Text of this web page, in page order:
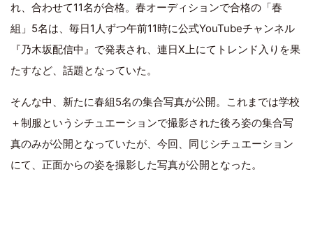
れ、合わせて11名が合格。春オーディションで合格の「春
組」5名は、毎日1人ずつ午前11時に公式YouTubeチャンネル
『乃木坂配信中』で発表され、連日X上にてトレンド入りを果
たすなど、話題となっていた。
そんな中、新たに春組5名の集合写真が公開。これまでは学校
＋制服というシチュエーションで撮影された後ろ姿の集合写
真のみが公開となっていたが、今回、同じシチュエーション
にて、正面からの姿を撮影した写真が公開となった。